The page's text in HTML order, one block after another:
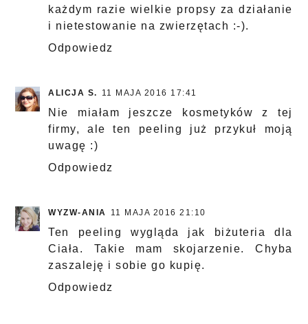
każdym razie wielkie propsy za działanie
i nietestowanie na zwierzętach :-).
Odpowiedz
ALICJA S. 11 MAJA 2016 17:41
Nie miałam jeszcze kosmetyków z tej
firmy, ale ten peeling już przykuł moją
uwagę :)
Odpowiedz
WYZW-ANIA 11 MAJA 2016 21:10
Ten peeling wygląda jak biżuteria dla
Ciała. Takie mam skojarzenie. Chyba
zaszaleję i sobie go kupię.
Odpowiedz